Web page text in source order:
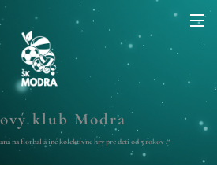
klub Modra
na florbal a iné kolektívne hry pre deti od 5 rokov .“